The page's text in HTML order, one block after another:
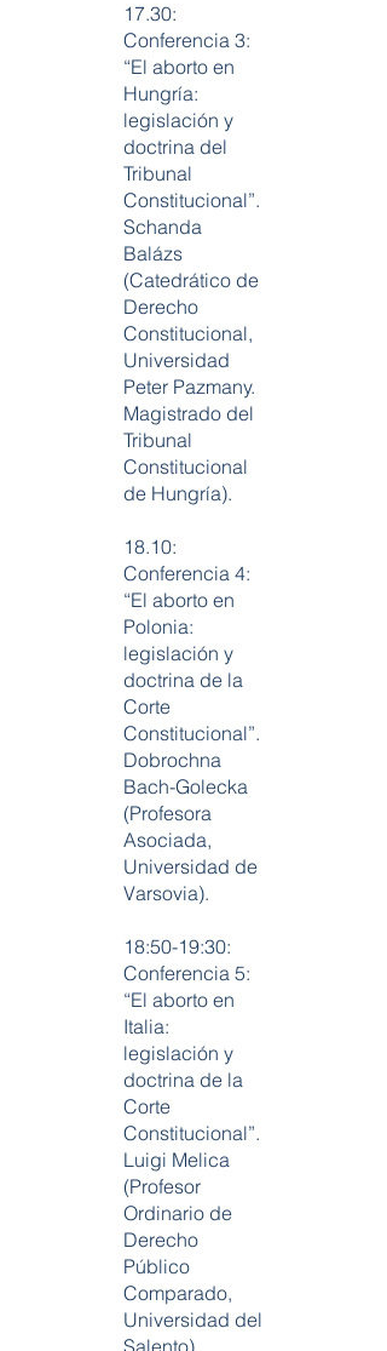
17.30:
Conferencia 3:
“El aborto en
Hungría:
legislación y
doctrina del
Tribunal
Constitucional”.
Schanda
Balázs
(Catedrático de
Derecho
Constitucional,
Universidad
Peter Pazmany.
Magistrado del
Tribunal
Constitucional
de Hungría).
18.10:
Conferencia 4:
“El aborto en
Polonia:
legislación y
doctrina de la
Corte
Constitucional”.
Dobrochna
Bach-Golecka
(Profesora
Asociada,
Universidad de
Varsovia).
18:50-19:30:
Conferencia 5:
“El aborto en
Italia:
legislación y
doctrina de la
Corte
Constitucional”.
Luigi Melica
(Profesor
Ordinario de
Derecho
Público
Comparado,
Universidad del
Salento).